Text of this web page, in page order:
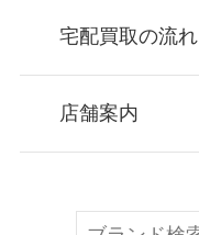
宅配買取の流れ
お申込み
店舗案内